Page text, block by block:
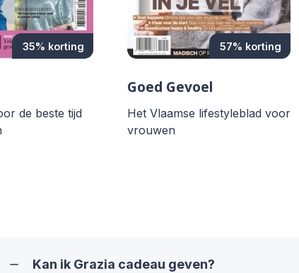
35% korting
de beste tijd
57% korting
Goed Gevoel
Het Vlaamse lifestyleblad voor
vrouwen
Kan ik Grazia cadeau geven?